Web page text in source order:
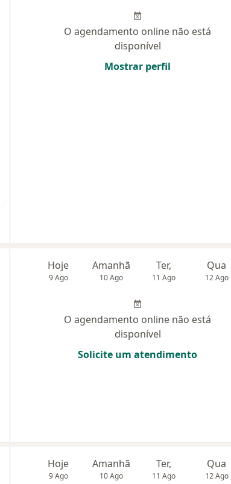
O agendamento online não está
disponível
Mostrar perfil
Hoje
9 Ago
Amanhã
10 Ago
Ter,
11 Ago
Qua
12 Ago
O agendamento online não está
disponível
Solicite um atendimento
Hoje
9 Ago
Amanhã
10 Ago
Ter,
11 Ago
Qua
12 Ago